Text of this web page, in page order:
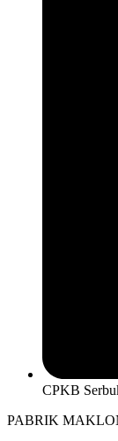
CPKB
PABRIK